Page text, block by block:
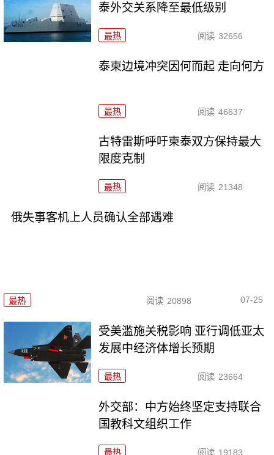
泰外交关系降至最低级别
最热 阅读 32656
泰柬边境冲突因何而起 走向何方
最热 阅读 46637
古特雷斯呼吁柬泰双方保持最大
限度克制
最热 阅读 21348
俄失事客机上人员确认全部遇难
最热 阅读 20898 07-25
受美滥施关税影响 亚行调低亚太
发展中经济体增长预期
最热 阅读 23664
外交部：中方始终坚定支持联合
国教科文组织工作
最热 阅读 19183